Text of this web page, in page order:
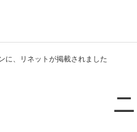
に、リネットが掲載されました